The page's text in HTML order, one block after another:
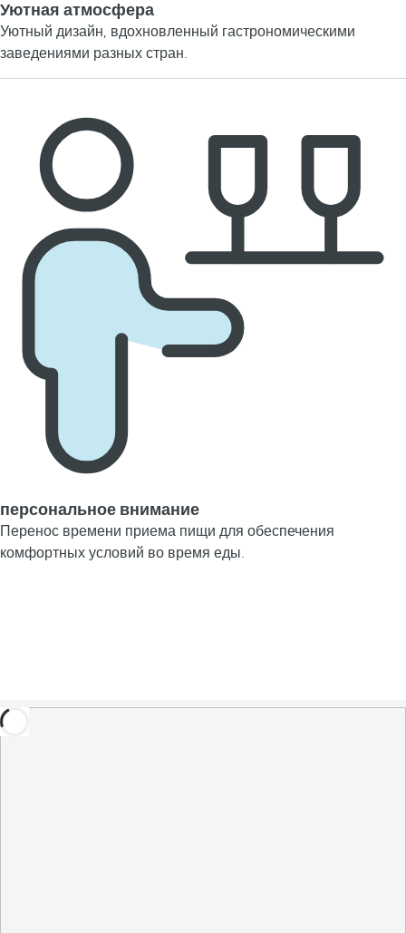
Уютная атмосфера
Уютный дизайн, вдохновленный гастрономическими
заведениями разных стран.
персональное внимание
Перенос времени приема пищи для обеспечения
комфортных условий во время еды.